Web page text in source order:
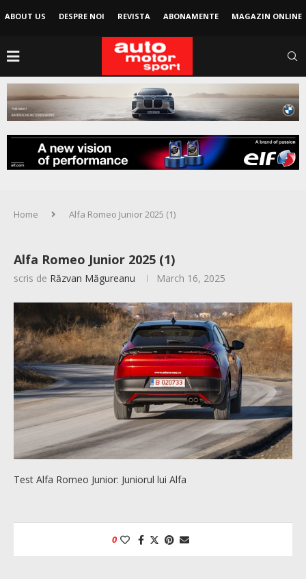
ABOUT US DESPRE NOI REVISTA ABONAMENTE MAGAZIN ONLINE
Home Alfa Romeo Junior 2025 (1)
Alfa Romeo Junior 2025 (1)
scris de Răzvan Măgureanu March 16, 2025
Test Alfa Romeo Junior: Juniorul lui Alfa
0